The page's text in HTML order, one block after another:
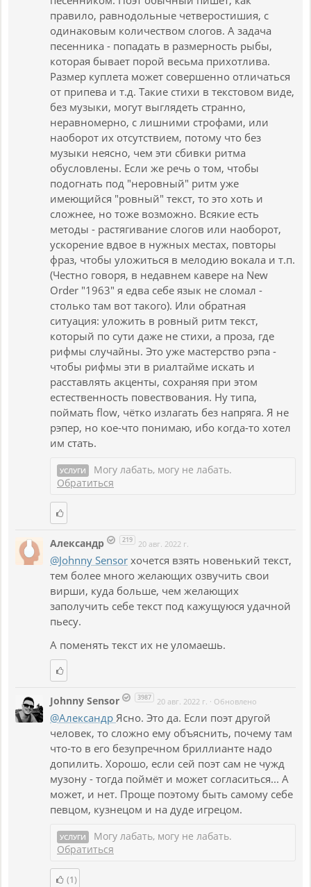
правило, равнодольные четверостишия, с
одинаковым количеством слогов. А задача
песенника - попадать в размерность рыбы,
которая бывает порой весьма прихотлива.
Размер куплета может совершенно отличаться
от припева и т.д. Такие стихи в текстовом виде,
без музыки, могут выглядеть странно,
неравномерно, с лишними строфами, или
наоборот их отсутствием, потому что без
музыки неясно, чем эти сбивки ритма
обусловлены. Если же речь о том, чтобы
подогнать под "неровный" ритм уже
имеющийся "ровный" текст, то это хоть и
сложнее, но тоже возможно. Всякие есть
методы - растягивание слогов или наоборот,
ускорение вдвое в нужных местах, повторы
фраз, чтобы уложиться в мелодию вокала и т.п.
(Честно говоря, в недавнем кавере на New
Order "1963" я едва себе язык не сломал -
столько там вот такого). Или обратная
ситуация: уложить в ровный ритм текст,
который по сути даже не стихи, а проза, где
рифмы случайны. Это уже мастерство рэпа -
чтобы рифмы эти в риалтайме искать и
расставлять акценты, сохраняя при этом
естественность повествования. Ну типа,
поймать flow, чётко излагать без напряга. Я не
рэпер, но кое-что понимаю, ибо когда-то хотел
им стать.
УСЛУГИ
Могу лабать, могу не лабать.
Обратиться
Александр 219 20 авг. 2022 г.
@Johnny Sensor хочется взять новенький текст,
тем более много желающих озвучить свои
вирши, куда больше, чем желающих
заполучить себе текст под кажущуюся удачной
пьесу.
А поменять текст их не уломаешь.
Johnny Sensor 3987 20 авг. 2022 г. · Обновлено
@Александр Ясно. Это да. Если поэт другой
человек, то сложно ему объяснить, почему там
что-то в его безупречном бриллианте надо
допилить. Хорошо, если сей поэт сам не чужд
музону - тогда поймёт и может согласиться... А
может, и нет. Проще поэтому быть самому себе
певцом, кузнецом и на дуде игрецом.
УСЛУГИ
Могу лабать, могу не лабать.
Обратиться
(1)